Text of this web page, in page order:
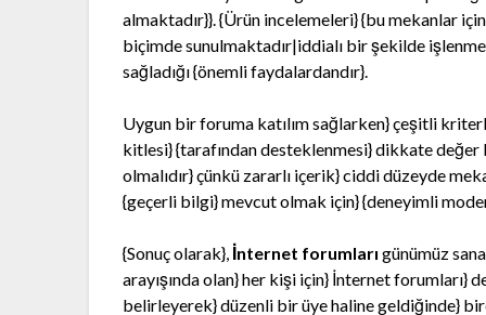
almaktadır}}. {Ürün incelemeleri} {bu mekanlar
biçimde sunulmaktadır|iddialı bir şekilde
sağladığı {önemli faydalardandır}.
Uygun bir foruma katılım sağlarken} çeşitli
kitlesi} {tarafından desteklenmesi} dikkate
olmalıdır} çünkü zararlı içerik} ciddi düzeyde
{geçerli bilgi} mevcut olmak için} {deneyimli
{Sonuç olarak}, İnternet forumları günümüz
arayışında olan} her kişi için} İnternet
belirleyerek} düzenli bir üye haline geldiğinde}